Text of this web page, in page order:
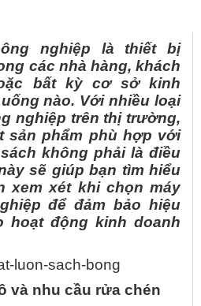
nghiệp là thiết bị
các nhà hàng, khách
bất kỳ cơ sở kinh
nào. Với nhiều loại
nghiệp trên thị trường,
sản phẩm phù hợp với
không phải là điều
sẽ giúp bạn tìm hiểu
xem xét khi chọn máy
để đảm bảo hiệu
hoạt động kinh doanh
và nhu cầu rửa chén